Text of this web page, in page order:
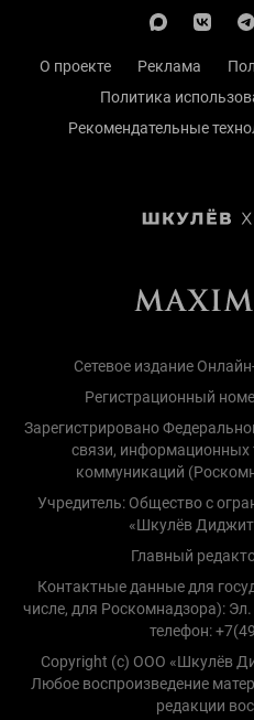
О проекте Реклама
Политика
Рекомендательные
Сетевое издание
Регистрационный
Зарегистрировано
связи, информационных
коммуникаций
Учредитель: Общество с
«Шкулёв
Главный
Контактные данные для
числе, для Роскомнадзора):
телефон:
Copyright (с) ООО «Шкулёв
Любое воспроизведение
редакции